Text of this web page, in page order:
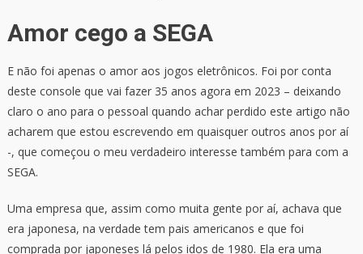
Amor cego a SEGA
E não foi apenas o amor aos jogos eletrônicos. Foi por conta
deste console que vai fazer 35 anos agora em 2023 – deixando
claro o ano para o pessoal quando achar perdido este artigo não
acharem que estou escrevendo em quaisquer outros anos por aí
-, que começou o meu verdadeiro interesse também para com a
SEGA.
Uma empresa que, assim como muita gente por aí, achava que
era japonesa, na verdade tem pais americanos e que foi
comprada por japoneses lá pelos idos de 1980. Ela era uma